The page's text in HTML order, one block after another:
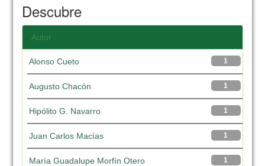
Descubre
Autor
1
Alonso Cueto
1
Augusto Chacón
1
Hipólito G. Navarro
1
Juan Carlos Macías
1
María Guadalupe Morfín Otero